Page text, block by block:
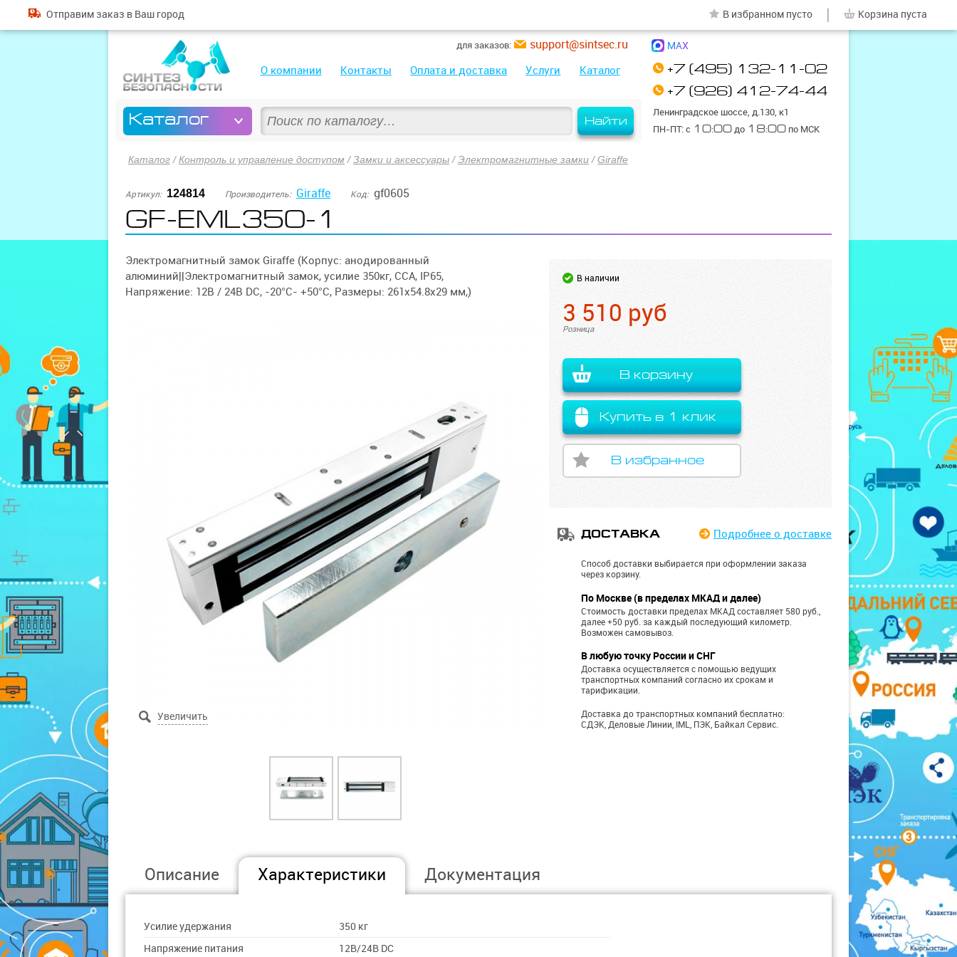
Найти
О компании Контакты Оплата и доставка Услуги Каталог
Каталог
+7 (495) 132-11-02
+7 (926) 412-74-44
Ленинградское шоссе, д.130, к1
ПН-ПТ: с 10:00 до 18:00 по МСК
для заказов: support@sintsec.ru MAX
Отправим заказ в Ваш город В избранном пусто Корзина пуста
Каталог /Контроль и управление доступом /Замки и аксессуары /Электромагнитные замки /Giraffe
Артикул: 124814 Производитель: Giraffe Код: gf0605
GF-EML350-1
Электромагнитный замок Giraffe (Корпус: анодированный
алюминий||Электромагнитный замок, усилие 350кг, CCA, IP65,
Напряжение: 12В / 24В DC, -20°C- +50°C, Размеры: 261х54.8х29 мм,)
В наличии
3 510 руб
Розница
В корзину
Купить в 1 клик
В избранное
ДОСТАВКА Подробнее о доставке
Способ доставки выбирается при оформлении заказа
через корзину.
По Москве (в пределах МКАД и далее)
Стоимость доставки пределах МКАД составляет 580 руб.,
далее +50 руб. за каждый последующий километр.
Возможен самовывоз.
В любую точку России и СНГ
Доставка осуществляется с помощью ведущих
транспортных компаний согласно их срокам и
тарификации.
Доставка до транспортных компаний бесплатно:
СДЭК, Деловые Линии, IML, ПЭК, Байкал Сервис.
Описание Характеристики Документация
Усилие удержания
350 кг
Напряжение питания
12В/24В DC